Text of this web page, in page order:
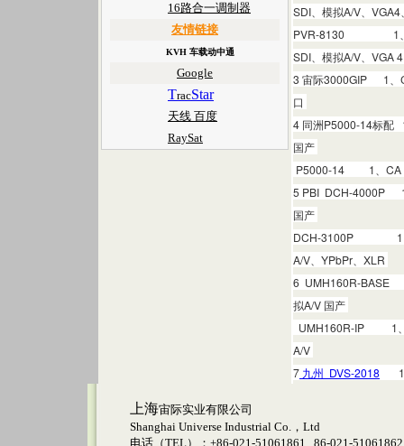
16路合一调制器
友情链接
KVH 车载动中通
Google
TracStar
天线 百度
RaySat
SDI、模拟A/V、
PVR-8130 1、CA
SDI、模拟A/V、VGA
3 宙际3000GIP 1、
口
4 同洲P5000-14标配
国产
P5000-14 1、CA：
5 PBI DCH-4000P 1
国产
DCH-3100P 1、CA
A/V、YPbPr、XLR
6 UMH160R-BASE 1
拟A/V 国产
UMH160R-IP 1、
A/V
7 九州 DVS-2018 1
上海宙际实业有限公司
Shanghai Universe Industrial Co.，Ltd
电话（TEL）：+86-021-51061861 86-021-51061862